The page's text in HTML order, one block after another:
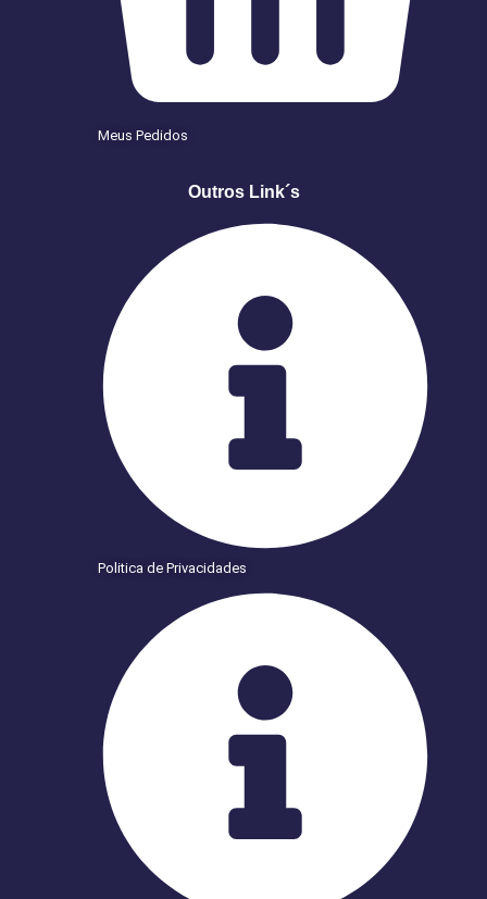
Meus Pedidos
Outros Link´s
Politica de Privacidades